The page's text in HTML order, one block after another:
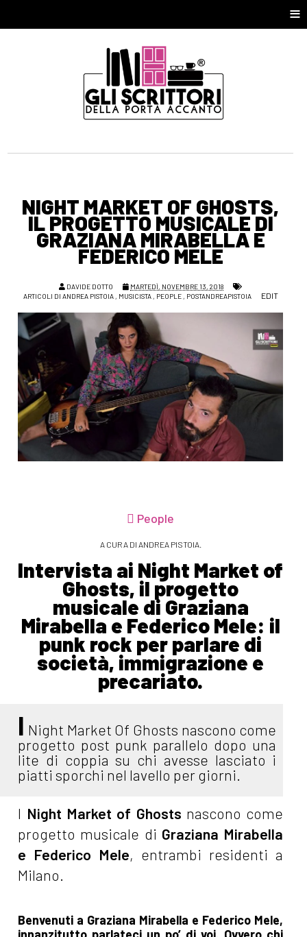
≡
NIGHT MARKET OF GHOSTS,
IL PROGETTO MUSICALE DI
GRAZIANA MIRABELLA E
FEDERICO MELE
DAVIDE DOTTO
MARTEDÌ, NOVEMBRE 13, 2018
ARTICOLI DI ANDREA PISTOIA, MUSICISTA, PEOPLE, POSTANDREAPISTOIA EDIT
People
A CURA DI ANDREA PISTOIA.
Intervista ai Night Market of
Ghosts, il progetto
musicale di Graziana
Mirabella e Federico Mele: il
punk rock per parlare di
società, immigrazione e
precariato.
I Night Market Of Ghosts nascono come
progetto post punk parallelo dopo una
lite di coppia su chi avesse lasciato i
piatti sporchi nel lavello per giorni.
I Night Market of Ghosts nascono come
progetto musicale di Graziana Mirabella
e Federico Mele, entrambi residenti a
Milano.
Benvenuti a Graziana Mirabella e Federico Mele,